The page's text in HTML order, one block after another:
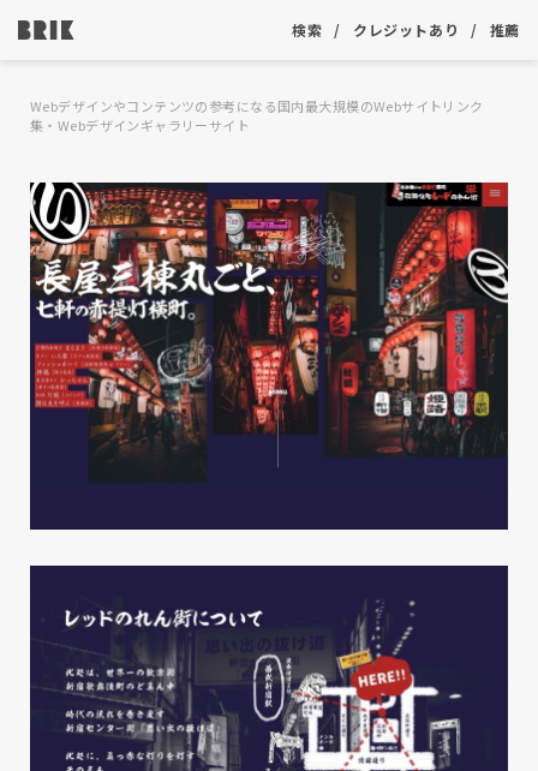
検索 クレジットあり 推薦
Webデザインやコンテンツの参考になる国内最大規模のWebサイトリンク
集・Webデザインギャラリーサイト